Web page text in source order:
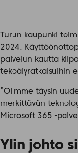
Turun kaupunki
2024.
palvelun kautta
tekoälyratkaisuihin
”Olimme täysin
merkittävän
Microsoft 365 -
Ylin johto